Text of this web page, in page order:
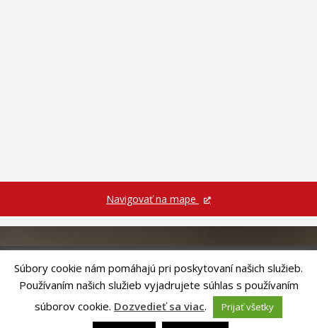
Navigovať na mape
RiešenieANTIK SMART CITY
| Technický prevádzkovateľ – MVI
Technology, s.r.o.
Správca webového sídla: Mesto Levoča, Námestie Majstra Pavla 4, 054 01
webmaster@levoca.sk|Vyhlásenie o prístupnosti
Súbory cookie nám pomáhajú pri poskytovaní našich služieb.
Používaním našich služieb vyjadrujete súhlas s používaním
súborov cookie. Dozvedieť sa viac.
Prijať všetky